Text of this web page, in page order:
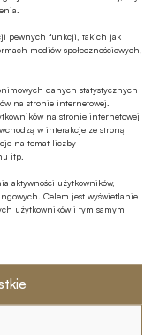
pewnych funkcji, takich jak
mediów społecznościowych,
danych statystycznych
na stronie internetowej.
na stronie internetowej
w interakcje ze stroną
na temat liczby
itp.
aktywności użytkowników,
Celem jest wyświetlanie
użytkowników i tym samym
w rynkach
maja konsultacje
określanego jako
ma być nowy
i udziału
konsumentów,
ds. Unii Europejskiej,
Polskich w
finansowa
finansowa
wynika z badania
Portfel